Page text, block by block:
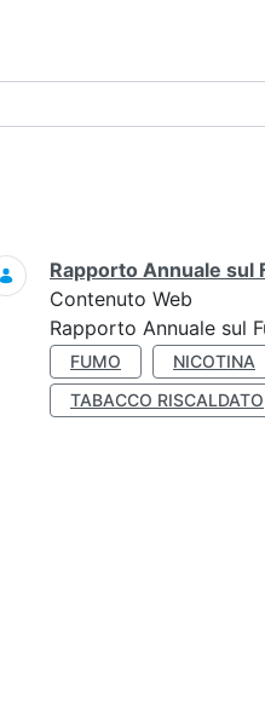
Rapporto Annuale sul
Contenuto Web
Rapporto Annuale sul
FUMO NICOTINA
TABACCO RISCALDATO